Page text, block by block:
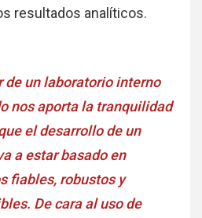
resultados analíticos.
de un laboratorio interno
nos aporta la tranquilidad
el desarrollo de un
a estar basado en
fiables, robustos y
De cara al uso de